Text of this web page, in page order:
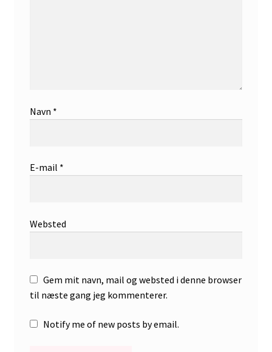
Navn *
E-mail *
Websted
Gem mit navn, mail og websted i denne browser
til næste gang jeg kommenterer.
Notify me of new posts by email.